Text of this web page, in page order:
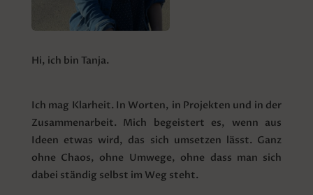
Hi, ich bin Tanja.
Ich mag Klarheit. In Worten, in Projekten und in der
Zusammenarbeit. Mich begeistert es, wenn aus
Ideen etwas wird, das sich umsetzen lässt. Ganz
ohne Chaos, ohne Umwege, ohne dass man sich
dabei ständig selbst im Weg steht.